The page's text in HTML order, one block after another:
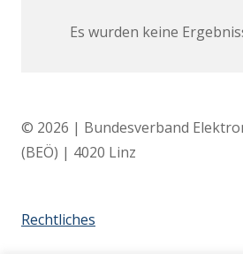
Es wurden keine
© 2026 | Bundesverband
(BEÖ) | 4020 Linz
Rechtliches